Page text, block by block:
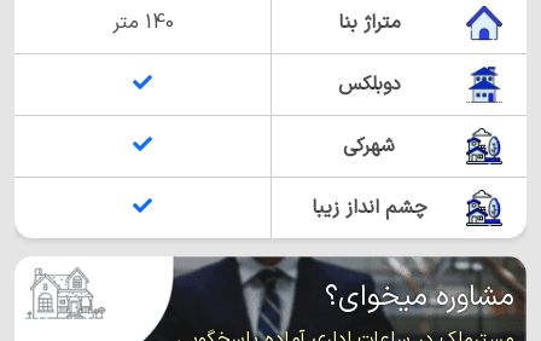
متراژ بنا 140 متر
دوبلکس
شهرکی
چشم انداز زیبا
مشاوره میخوای؟